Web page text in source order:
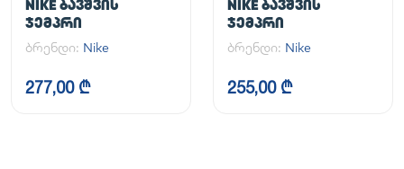
NIKE ᲑᲐᲕᲨᲕᲘᲡ
ᲯᲔᲛᲞᲠᲘ
ბრენდი: Nike
277,00 ₾
NIKE ᲑᲐᲕᲨᲕᲘᲡ
ᲯᲔᲛᲞᲠᲘ
ბრენდი: Nike
255,00 ₾